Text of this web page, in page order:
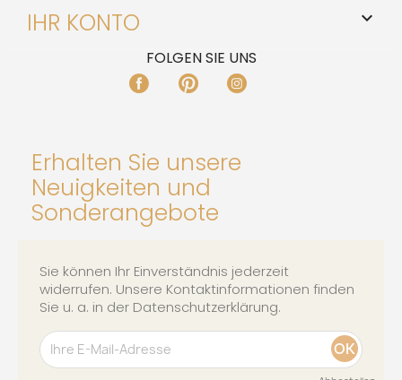
IHR KONTO 
FOLGEN SIE UNS
FACEBOOKPINTEREST
Erhalten Sie unsere
Neuigkeiten und
Sonderangebote
Sie können Ihr Einverständnis jederzeit
widerrufen. Unsere Kontaktinformationen finden
Sie u. a. in der Datenschutzerklärung.